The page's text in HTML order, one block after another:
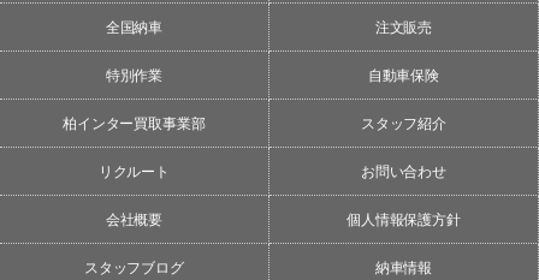
全国納車 注文販売
特別作業 自動車保険
柏インター買取事業部 スタッフ紹介
リクルート お問い合わせ
会社概要 個人情報保護方針
スタッフブログ 納車情報